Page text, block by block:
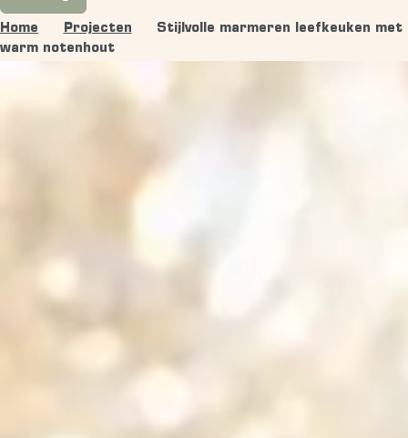
Home Projecten
Stijlvolle marmeren leefkeuken met
warm notenhout